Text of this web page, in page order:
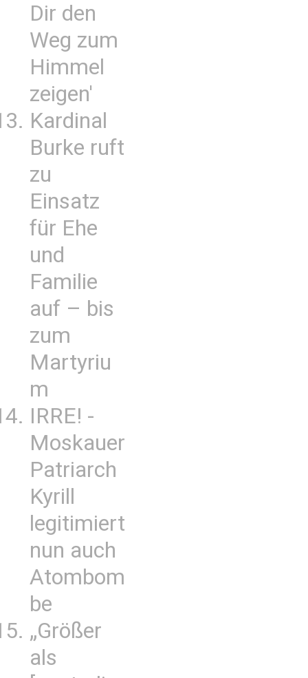
Dir den
Weg zum
Himmel
zeigen'
Kardinal
Burke ruft
zu
Einsatz
für Ehe
und
Familie
auf – bis
zum
Martyriu
m
IRRE! -
Moskauer
Patriarch
Kyrill
legitimiert
nun auch
Atombom
be
„Größer
als